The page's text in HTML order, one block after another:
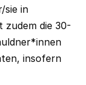
sie in
zudem die 30-
insofern